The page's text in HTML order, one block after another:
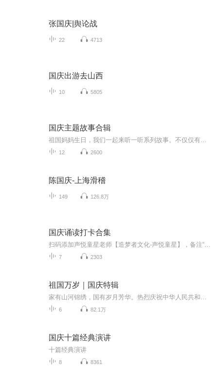
张国庆|舆论战
22 4713
国庆出游去山西
10 5805
国庆主题故事合辑
12 2600
陈国庆-上海滑稽
149 126.8万
国庆诵读打卡合集
7 2303
祖国万岁｜国庆特辑
6 82.1万
国庆十篇经典演讲
十篇经典演讲
8 8361